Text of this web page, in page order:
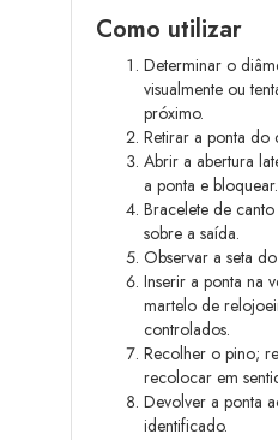
Como utilizar
Determinar o
visualmente ou
próximo.
Retirar a ponta do
Abrir a abertura
a ponta e bloquear.
Bracelete de
sobre a saída.
Observar a seta
Inserir a ponta na
martelo de
controlados.
Recolher o pino;
recolocar em
Devolver a ponta
identificado.